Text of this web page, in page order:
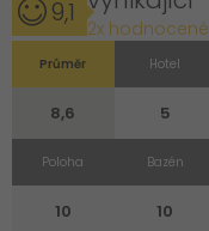
9,1 2x hodnocené
Průměr
8,6
Hotel
5
Poloha
10
Bazén
10